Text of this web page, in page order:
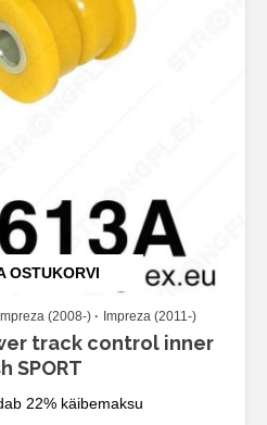
OSTUKORVI
Impreza (2008-) Impreza (2011-)
track control inner
SPORT
22% käibemaksu